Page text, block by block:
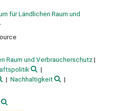
für Ländlichen Raum und
Raum und Verbraucherschutz
Nachhaltigkeit